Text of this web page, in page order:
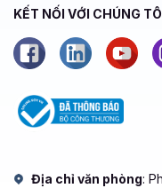
KẾT NỐI VỚI CHÚNG
Địa chỉ văn phòng: